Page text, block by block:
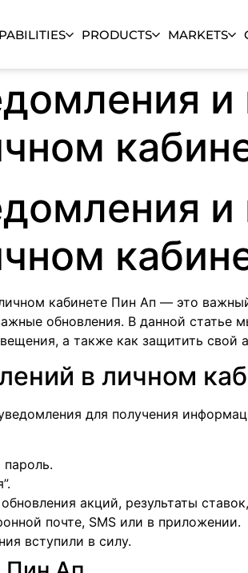
PRODUCTS MARKETS
кабинете Пин Ап — это
обновления. В данной статье
а также как защитить свой
в личном
для получения
акций, результаты
почте, SMS или в приложении.
вступили в силу.